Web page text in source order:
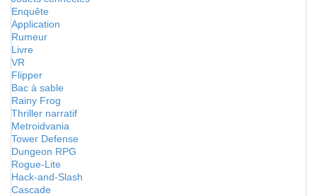
Enquête
Application
Rumeur
Livre
VR
Flipper
Bac à sable
Rainy Frog
Thriller narratif
Metroidvania
Tower Defense
Dungeon RPG
Rogue-Lite
Hack-and-Slash
Cascade